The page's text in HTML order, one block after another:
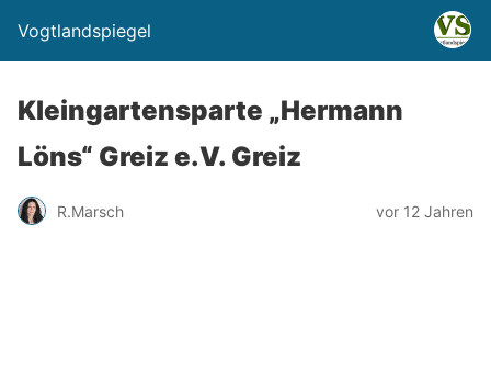
Vogtlandspiegel
Kleingartensparte „Hermann
Löns“ Greiz e.V. Greiz
R.Marsch vor 12 Jahren